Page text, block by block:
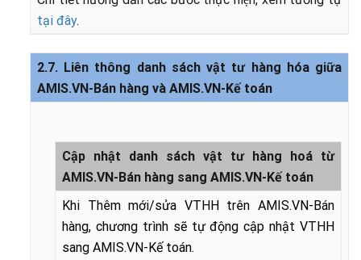
tại đây.
2.7. Liên thông danh sách vật tư hàng hóa giữa
AMIS.VN-Bán hàng và AMIS.VN-Kế toán
Cập nhật danh sách vật tư hàng hoá từ
AMIS.VN-Bán hàng sang AMIS.VN-Kế toán
Khi Thêm mới/sửa VTHH trên AMIS.VN-Bán
hàng, chương trình sẽ tự động cập nhật VTHH
sang AMIS.VN-Kế toán.